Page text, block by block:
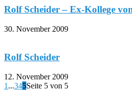
Rolf Scheider – Ex-Kollege
30. November 2009
Rolf Scheider
12. November 2009
1 ...345Seite 5 von 5